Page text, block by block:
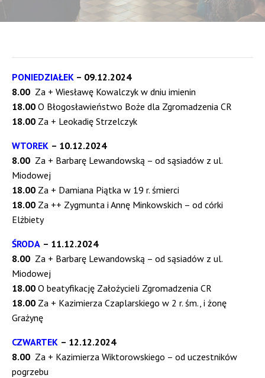
PONIEDZIAŁEK – 09.12.2024
8.00 Za + Wiesławę Kowalczyk w dniu imienin
18.00 O Błogosławieństwo Boże dla Zgromadzenia CR
18.00 Za + Leokadię Strzelczyk
WTOREK – 10.12.2024
8.00 Za + Barbarę Lewandowską – od sąsiadów z ul.
Miodowej
18.00 Za + Damiana Piątka w 19 r. śmierci
18.00 Za ++ Zygmunta i Annę Minkowskich – od córki
Elżbiety
ŚRODA – 11.12.2024
8.00 Za + Barbarę Lewandowską – od sąsiadów z ul.
Miodowej
18.00 O beatyfikację Założycieli Zgromadzenia CR
18.00 Za + Kazimierza Czaplarskiego w 2 r. śm., i żonę
Grażynę
CZWARTEK – 12.12.2024
8.00 Za + Kazimierza Wiktorowskiego – od uczestników
pogrzebu